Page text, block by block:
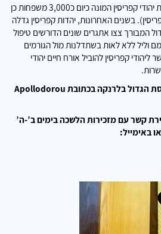
הרב רסקין מייצג את כלל קהילת יהודי קפריסין המונה כיום כ3,000 משפחות כן
קפריסין). בשנים האחרונות, יהדות קפריסין גדלה
המבורך צצו אתגרים שונים הדורשים טיפול
וליל ללא לאות בשתדלנות מול הגורמים
קפריסין להוביל אורח חיים יהודי
לשכת הרב שוכנת בבית הכנסת הגדול בלרנקה בכתובת Apollodorou
קשר עם מזכירות הלשכה בימים ב’-ה’